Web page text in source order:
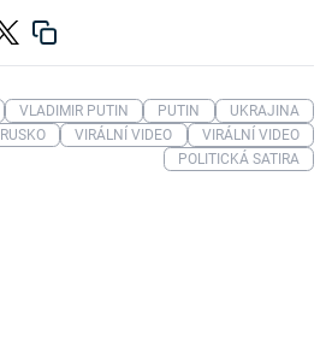
VLADIMIR PUTIN PUTIN
UKRAJINA
RUSKO VIRÁLNÍ VIDEO
VIRÁLNÍ VIDEO
POLITICKÁ SATIRA